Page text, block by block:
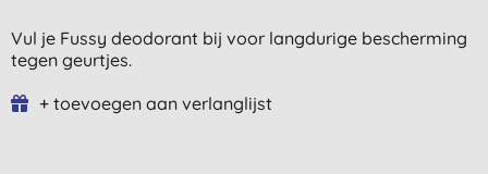
Vul je Fussy deodorant bij voor langdurige bescherming
tegen geurtjes.
+ toevoegen aan verlanglijst